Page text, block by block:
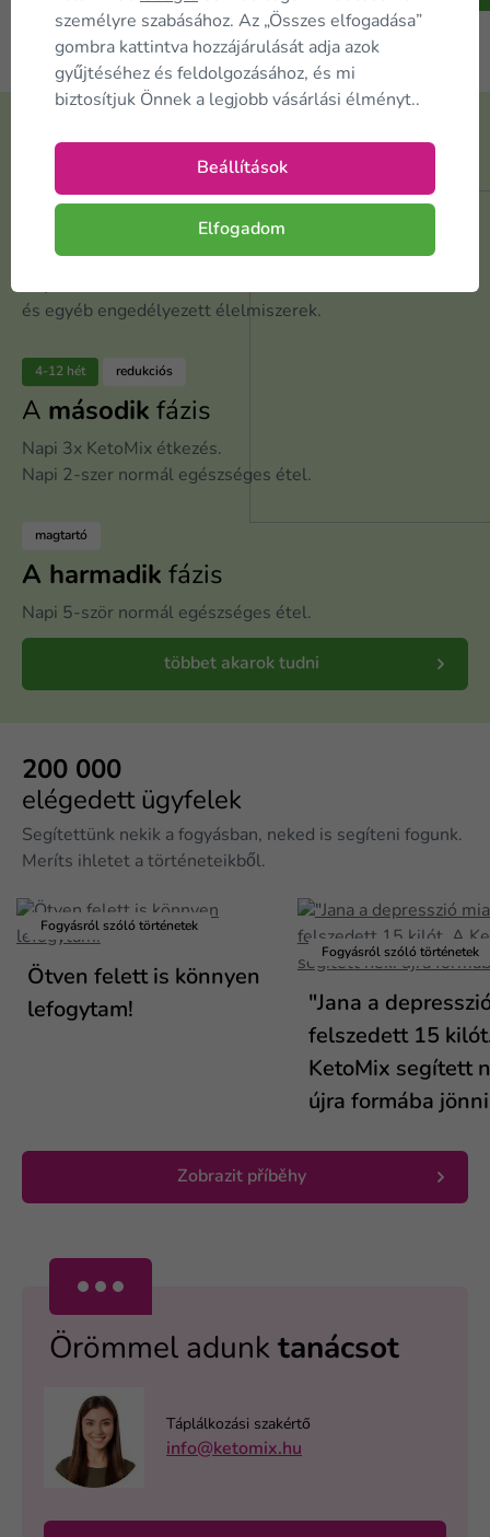
A kosárba
Szeretnefogyni?
1-8 hét
Első
és egyéb engedélyezett élelmiszerek.
4-12 hét redukciós
A második fázis
Napi 3x KetoMix étkezés.
Napi 2-szer normál egészséges étel.
magtartó
A harmadik fázis
Napi 5-ször normál egészséges étel.
többet akarok tudni
200 000
elégedett ügyfelek
Segítettünk nekik a fogyásban, neked is segíteni fogunk.
Meríts ihletet a történeteikből.
Fogyásról szóló történetek
Ötven felett is könnyen
lefogytam!
Fogyásról szóló történetek
"Jana a
felszedett 15
KetoMix segített
újra formába
Zobrazit příběhy
Örömmel adunk tanácsot
Táplálkozási szakértő
info@ketomix.hu
személyre szabásához. Az „Összes elfogadása”
gombra kattintva hozzájárulását adja azok
gyűjtéséhez és feldolgozásához, és mi
biztosítjuk Önnek a legjobb vásárlási élményt..
Beállítások
Elfogadom